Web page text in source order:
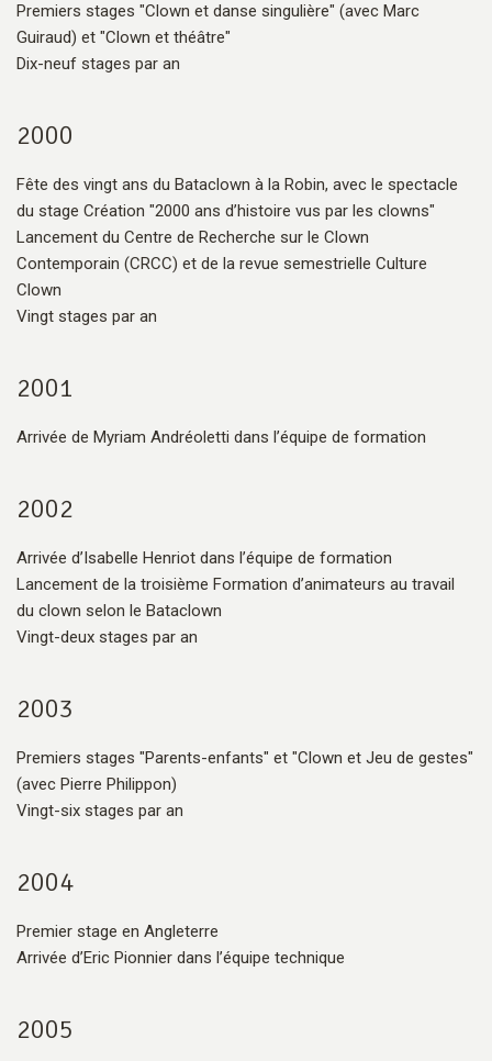
Premiers stages "Clown et danse singulière" (avec Marc
Guiraud) et "Clown et théâtre"
Dix-neuf stages par an
2000
Fête des vingt ans du Bataclown à la Robin, avec le spectacle
du stage Création "2000 ans d’histoire vus par les clowns"
Lancement du Centre de Recherche sur le Clown
Contemporain (CRCC) et de la revue semestrielle Culture
Clown
Vingt stages par an
2001
Arrivée de Myriam Andréoletti dans l’équipe de formation
2002
Arrivée d’Isabelle Henriot dans l’équipe de formation
Lancement de la troisième Formation d’animateurs au travail
du clown selon le Bataclown
Vingt-deux stages par an
2003
Premiers stages "Parents-enfants" et "Clown et Jeu de gestes"
(avec Pierre Philippon)
Vingt-six stages par an
2004
Premier stage en Angleterre
Arrivée d’Eric Pionnier dans l’équipe technique
2005